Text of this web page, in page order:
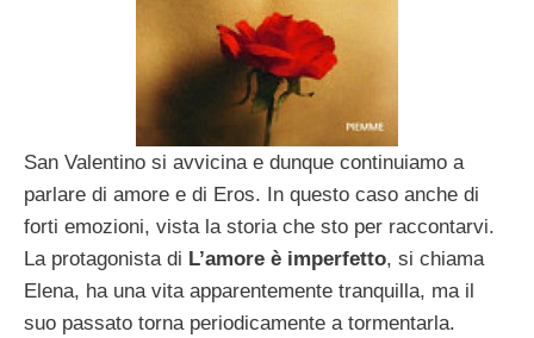
San Valentino si avvicina e dunque continuiamo a
parlare di amore e di Eros. In questo caso anche di
forti emozioni, vista la storia che sto per raccontarvi.
La protagonista di L’amore è imperfetto, si chiama
Elena, ha una vita apparentemente tranquilla, ma il
suo passato torna periodicamente a tormentarla.